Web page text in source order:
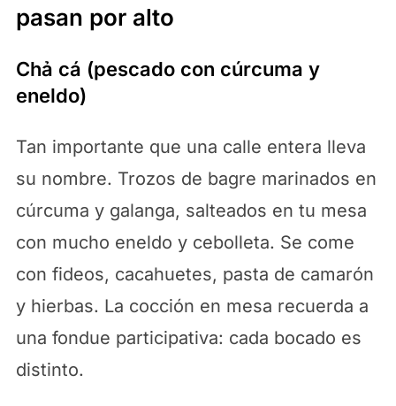
pasan por alto
Chả cá (pescado con cúrcuma y
eneldo)
Tan importante que una calle entera lleva
su nombre. Trozos de bagre marinados en
cúrcuma y galanga, salteados en tu mesa
con mucho eneldo y cebolleta. Se come
con fideos, cacahuetes, pasta de camarón
y hierbas. La cocción en mesa recuerda a
una fondue participativa: cada bocado es
distinto.